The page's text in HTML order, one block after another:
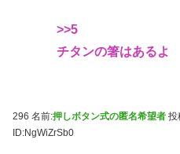
>>5
チタンの箸はあるよ
296 名前:押しボタン式の匿名希望者 投
ID:NgWiZrSb0